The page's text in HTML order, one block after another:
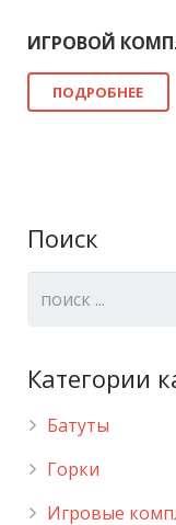
ИГРОВОЙ
ПОДРОБНЕЕ
Поиск
Категории
Батуты
Горки
Игровые